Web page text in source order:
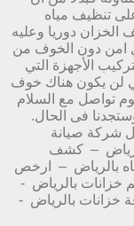
تنظيف مياه
الخزان دوريا وعليه
امن دون الخوف من
الأجهزة التي
لن يكون هناك خوف
تواصل مع السلام
فى الحال.
شركة صيانة
– كشف
بالرياض – ارخص
خزانات بالرياض -
خزانات بالرياض -